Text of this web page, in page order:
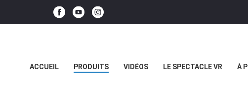
ACCUEIL PRODUITS VIDÉOS LE SPECTACLE VR À